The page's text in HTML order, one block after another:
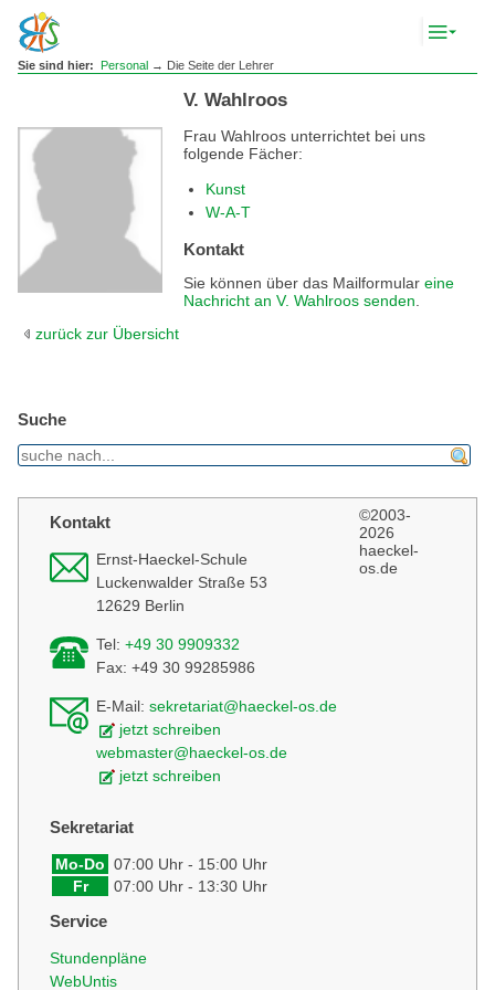
Sie sind hier: Personal→ Die Seite der Lehrer
V. Wahlroos
Frau Wahlroos unterrichtet bei uns
folgende Fächer:
Kunst
W-A-T
Kontakt
Sie können über das Mailformular eine
Nachricht an V. Wahlroos senden
zurück zur Übersicht
Suche
Kontakt
Ernst-Haeckel-Schule
Luckenwalder Straße 53
12629 Berlin
Tel: +49 30 9909332
Fax: +49 30 99285986
E-Mail: sekretariat@haeckel-os.de
jetzt schreiben
webmaster@haeckel-os.de
jetzt schreiben
Sekretariat
Mo-Do 07:00 Uhr - 15:00 Uhr
Fr
07:00 Uhr - 13:30 Uhr
Service
Stundenpläne
WebUntis
©2003-
2026
haeckel-
os.de